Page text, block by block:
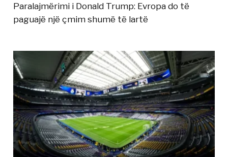
Paralajmërimi i Donald Trump: Evropa do të
paguajë një çmim shumë të lartë